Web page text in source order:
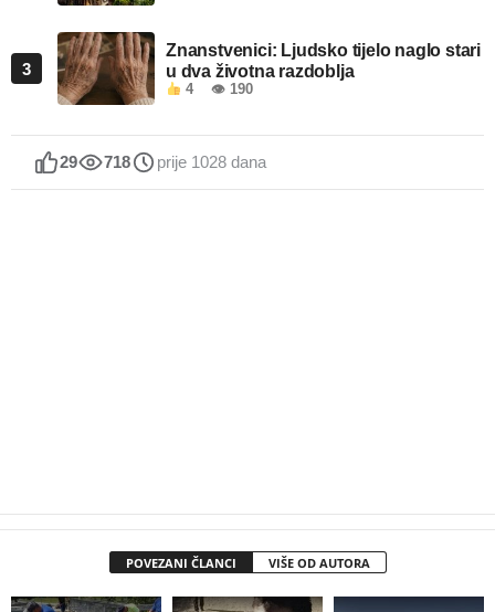
3
Znanstvenici: Ljudsko tijelo naglo stari
u dva životna razdoblja
4 👁 190
29 718 prije 1028 dana
POVEZANI ČLANCI VIŠE OD AUTORA